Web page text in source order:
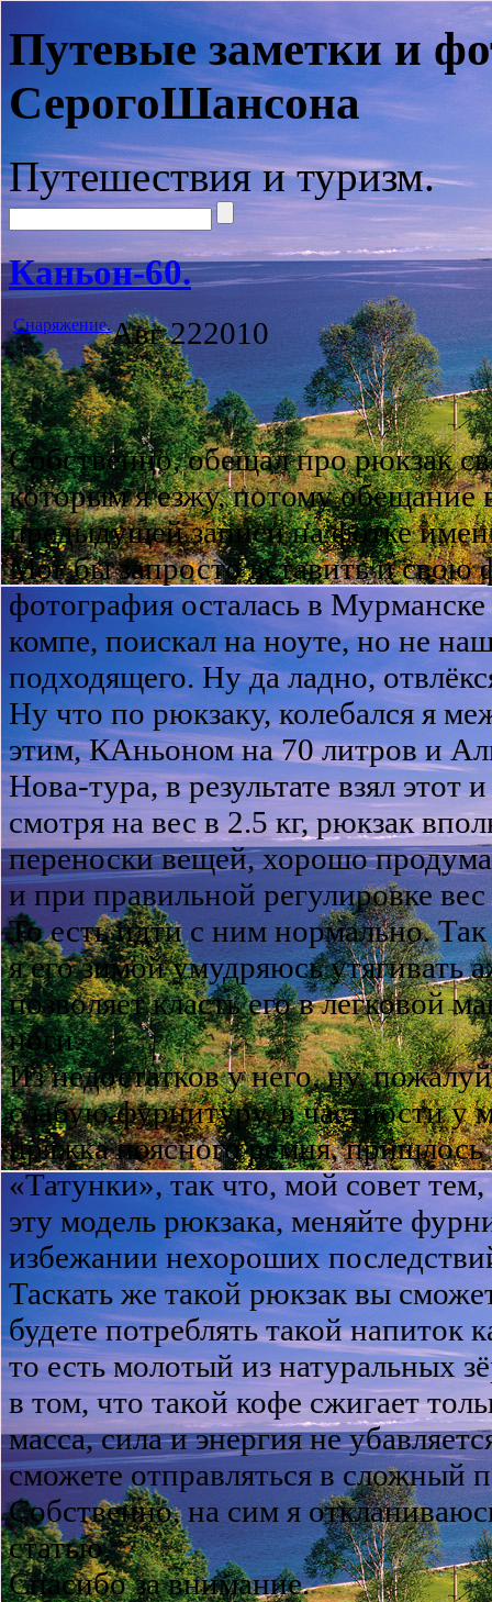
Путевые заметки и
СерогоШансона
Путешествия и туризм.
Каньон-60.
Снаряжение.Авг 222010
Собственно, обещал про рюкзак
которым я езжу, потому
предыдущей записи на фотке
Мог бы запросто вставить и свою
фотография осталась в
компе, поискал на ноуте, но не
подходящего. Ну да ладно,
Ну что по рюкзаку, колебался я
этим, КАньоном на 70 литров и
Нова-тура, в результате взял этот
смотря на вес в 2.5 кг, рюкзак
переноски вещей, хорошо
и при правильной регулировке
То есть идти с ним нормально.
я его зимой умудряюсь утягивать
позволяет класть его в легковой
ноги.
Из недостатков у него, ну,
слабую фурнитуру, в частности у
пряжка поясного ремня,
«Татунки», так что, мой совет
эту модель рюкзака, меняйте
избежании нехороших
Таскать же такой рюкзак вы
будете потреблять такой напиток
то есть молотый из натуральных
в том, что такой кофе сжигает
масса, сила и энергия не
сможете отправляться в сложный
Собственно, на сим я
статью.
Спасибо за внимание.